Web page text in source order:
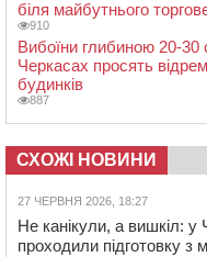
біля майбутнього
910
Вибоїни глибиною 20-
Черкасах просять
будинків
887
СХОЖІ НОВИНИ
27 ЧЕРВНЯ 2026, 18:27
Не канікули, а вишкіл: у
проходили підготовку з